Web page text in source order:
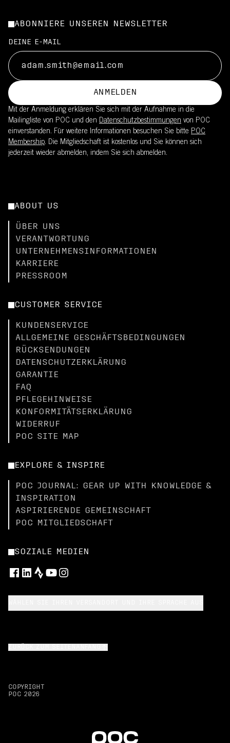
ABONNIERE UNSEREN NEWSLETTER
DEINE E-MAIL
ANMELDEN
Mit der Anmeldung erklären Sie sich mit der Aufnahme in die
Mailingliste von POC und den Datenschutzbestimmungen von POC
einverstanden. Für weitere Informationen besuchen Sie bitte POC
Membership. Die Mitgliedschaft ist kostenlos und Sie können sich
jederzeit wieder abmelden, indem Sie sich abmelden.
ABOUT US
ÜBER UNS
VERANTWORTUNG
UNTERNEHMENSINFORMATIONEN
KARRIERE
PRESSROOM
CUSTOMER SERVICE
KUNDENSERVICE
ALLGEMEINE GESCHÄFTSBEDINGUNGEN
RÜCKSENDUNGEN
DATENSCHUTZERKLÄRUNG
GARANTIE
FAQ
PFLEGEHINWEISE
KONFORMITÄTSERKLÄRUNG
WIDERRUF
POC SITE MAP
EXPLORE & INSPIRE
POC JOURNAL: GEAR UP WITH KNOWLEDGE &
INSPIRATION
ASPIRIERENDE GEMEINSCHAFT
POC MITGLIEDSCHAFT
SOZIALE MEDIEN
COPYRIGHT
POC 2026